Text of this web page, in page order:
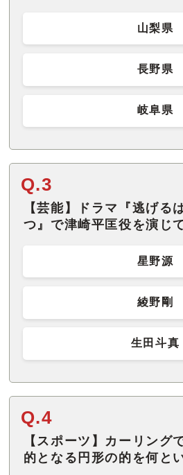
山梨県
長野県
岐阜県
Q.3
【芸能】ドラマ『逃げる
つ』で津崎平匡役を演じ
星野源
綾野剛
生田斗真
Q.4
【スポーツ】カーリング
的となる円形の的を何と